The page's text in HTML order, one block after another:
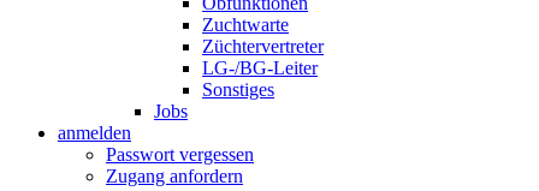
Zuchtwarte
Züchtervertreter
LG-/BG-Leiter
Sonstiges
Jobs
anmelden
Passwort vergessen
Zugang anfordern